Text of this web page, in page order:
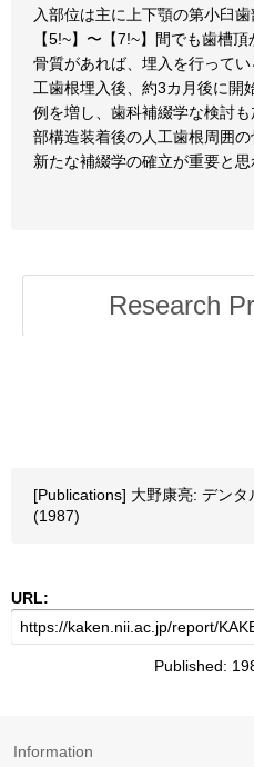
入部位は主に上下顎の第小臼
【5!~】〜【7!~】間でも歯槽
骨質があれば、埋入を行って
工歯根埋入後、約3カ月後に開
例を増し、歯科補綴学な検討
部構造装着後の人工歯根周囲
新たな補綴学の確立が重要と思
Research
[Publications] 大野康亮: デン
(1987)
URL:
Published:
Information